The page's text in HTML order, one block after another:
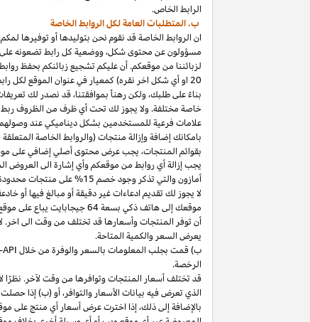
الرابط الخاص.
ب. المتطلبات العامة لكل الروابط الخاصة
ان الروابط الخاصة قد نقوم نحن بتوليدها أو توفيرها
مسؤولون عن محتوىشكل،ووضعية كل رابط تضعونه على
لزبائننا من موقعكم. أن عليكم تشجيع زبائنكم بحفظ
20او أي شكل اخر نقره) كمعيار في عنوان الموقع لكل
بناءً على طلبك، ولكن رهناً بموافقتنا، قد نصدر لك
خاصة مختلفة. ولا يجوز لك تحت أي ظرف من الظروف ربط
علامات فرعية للمستخدمين بشكل ديناميكي عند
بامكانك إضافة وإزالة منتجات (والروابط الخاصة
بقوائم المنتجات، يجب عرض محتوىأصلي إضافي على
يجب إزالة أي روابط من موقعكم وأي إشارة الى العروض
أمازون والتي تذكر وجود خصم 15% على منتجات
لا يجوز لك تقديم ادعاءاتغيردقيقةأو مبالغفيهاأو
موقعكإلىهاتفذكي بسعة جيجابايت يباععلى
أن توفر المنتجات وأسعارها قد تختلف من وقت الى
يعرض السعر والكمية المتاحة.
ب) قمت بجلب المعلومات بالسعر والوفرة من خلالAPI
الرخصة.
قد تختلف أسعار المنتجات وتوافرها من وقت لآخر. نظرًا
الذي تعرض فيه بيانات الأسعار والتوافر، أو (ب) إذا
بالإضافة إلىذلك، إذا اخترتعرضأسعار أي منتجعلى